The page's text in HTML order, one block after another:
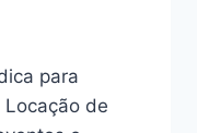
para
de